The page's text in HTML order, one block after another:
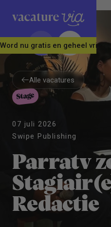
Word nu gratis en geheel
Alle vacatures
Alle vacatures
Stage
07 juli 2026
Swipe Publishing
Parratv
Redactie